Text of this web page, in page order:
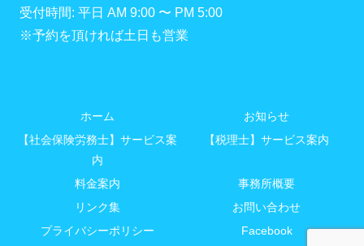
受付時間: 平日 AM 9:00 〜 PM 5:00
※予約を頂ければ土日も営業
ホーム
お知らせ
【社会保険労務士】サービス案
内
【税理士】サービス案内
料金案内
事務所概要
リンク集
お問い合わせ
プライバシーポリシー
Facebook